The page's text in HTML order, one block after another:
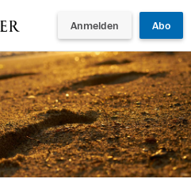
Anmelden Abo